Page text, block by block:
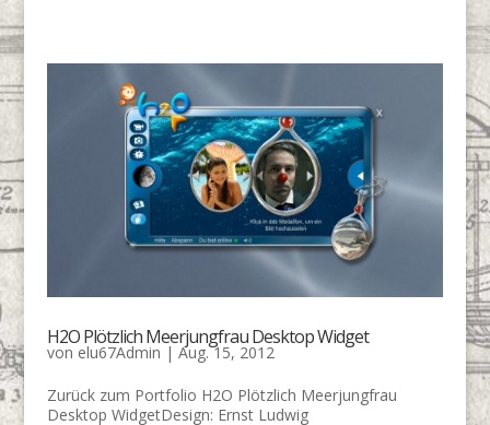
H2O Plötzlich Meerjungfrau Desktop Widget
von elu67Admin | Aug. 15, 2012
Zurück zum Portfolio H2O Plötzlich Meerjungfrau
Desktop WidgetDesign: Ernst Ludwig